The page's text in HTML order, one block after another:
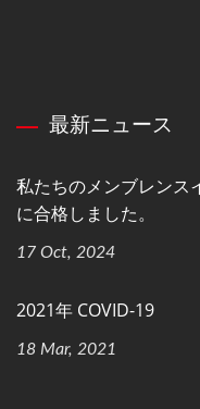
最新ニュース
私たちのメンブレンス
に合格しました。
17 Oct, 2024
2021年 COVID-19
18 Mar, 2021